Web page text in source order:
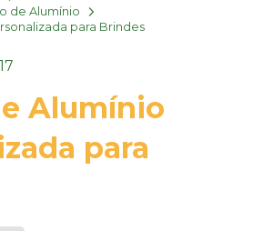
de Alumínio
para Brindes
Alumínio
para